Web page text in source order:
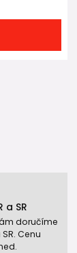
a SR
doručíme
Cenu